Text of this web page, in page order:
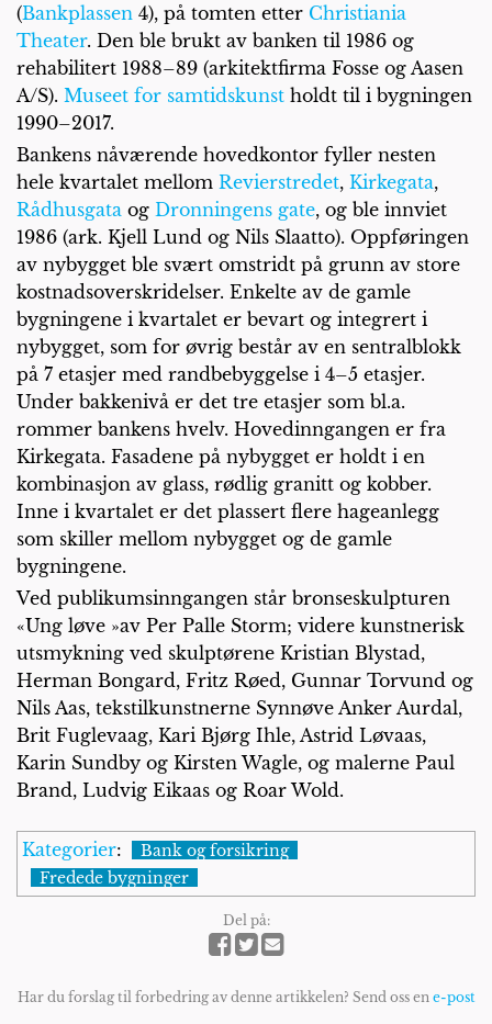
(Bankplassen 4), på tomten etter Christiania
Theater. Den ble brukt av banken til 1986 og
rehabilitert 1988–89 (arkitektfirma Fosse og Aasen
A/S). Museet for samtidskunst holdt til i bygningen
1990–2017.
Bankens nåværende hovedkontor fyller nesten
hele kvartalet mellom Revierstredet, Kirkegata,
Rådhusgata og Dronningens gate, og ble innviet
1986 (ark. Kjell Lund og Nils Slaatto). Oppføringen
av nybygget ble svært omstridt på grunn av store
kostnadsoverskridelser. Enkelte av de gamle
bygningene i kvartalet er bevart og integrert i
nybygget, som for øvrig består av en sentralblokk
på 7 etasjer med randbebyggelse i 4–5 etasjer.
Under bakkenivå er det tre etasjer som bl.a.
rommer bankens hvelv. Hovedinngangen er fra
Kirkegata. Fasadene på nybygget er holdt i en
kombinasjon av glass, rødlig granitt og kobber.
Inne i kvartalet er det plassert flere hageanlegg
som skiller mellom nybygget og de gamle
bygningene.
Ved publikumsinngangen står bronseskulpturen
«Ung løve »av Per Palle Storm; videre kunstnerisk
utsmykning ved skulptørene Kristian Blystad,
Herman Bongard, Fritz Røed, Gunnar Torvund og
Nils Aas, tekstilkunstnerne Synnøve Anker Aurdal,
Brit Fuglevaag, Kari Bjørg Ihle, Astrid Løvaas,
Karin Sundby og Kirsten Wagle, og malerne Paul
Brand, Ludvig Eikaas og Roar Wold.
Kategorier:
Bank og forsikring
Fredede bygninger
Del på:
Har du forslag til forbedring av denne artikkelen? Send oss en e-post